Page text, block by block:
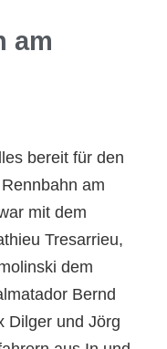
am
bereit für den
am
mit dem
Tresarrieu,
dem
Bernd
Dilger und Jörg